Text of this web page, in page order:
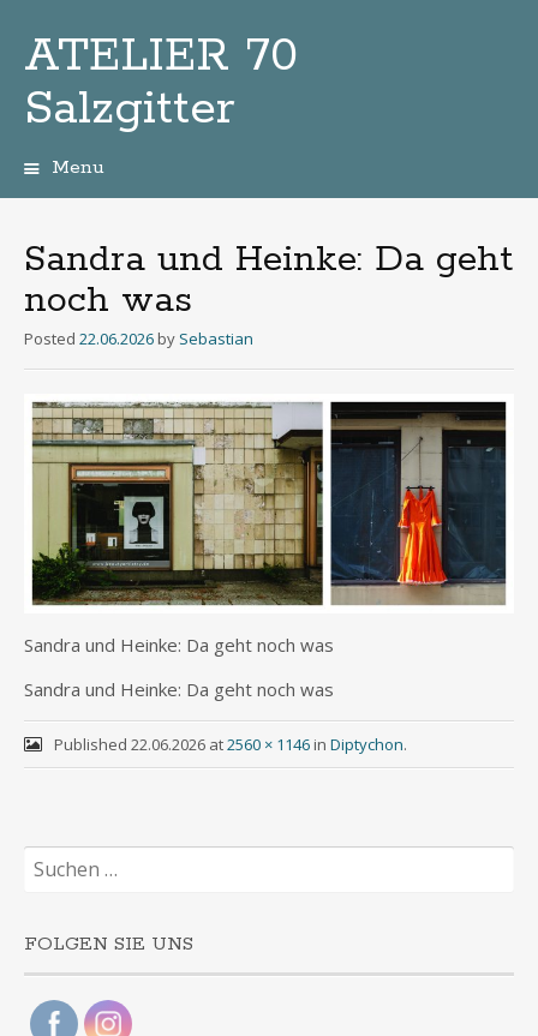
ATELIER 70
Salzgitter
Menu
Sandra und Heinke: Da geht
noch was
Posted 22.06.2026 by Sebastian
San­dra und Hein­ke: Da geht noch was
San­dra und Hein­ke: Da geht noch was
Published 22.06.2026at2560 × 1146in Diptychon.
Suchen
nach:
FOLGEN SIE UNS